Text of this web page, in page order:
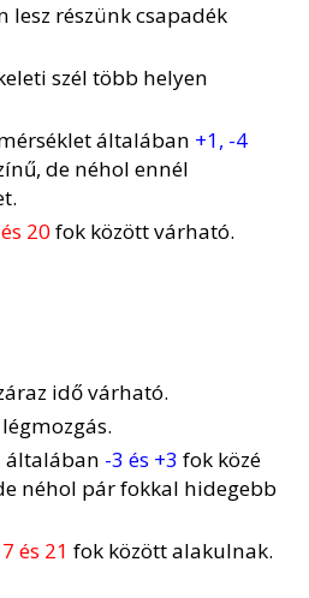
lesz részünk csapadék
szél több helyen
általában +1, -4
de néhol ennél
20fok között várható.
idő várható.
általában -3 és +3 fok közé
néhol pár fokkal hidegebb
és 21 fok között alakulnak.